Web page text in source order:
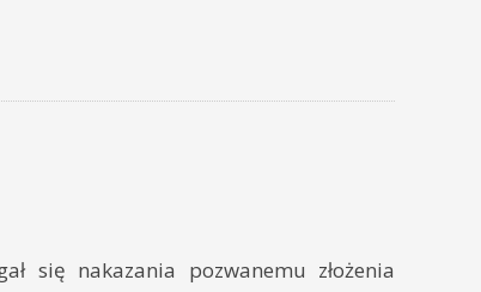
się nakazania pozwanemu złożenia